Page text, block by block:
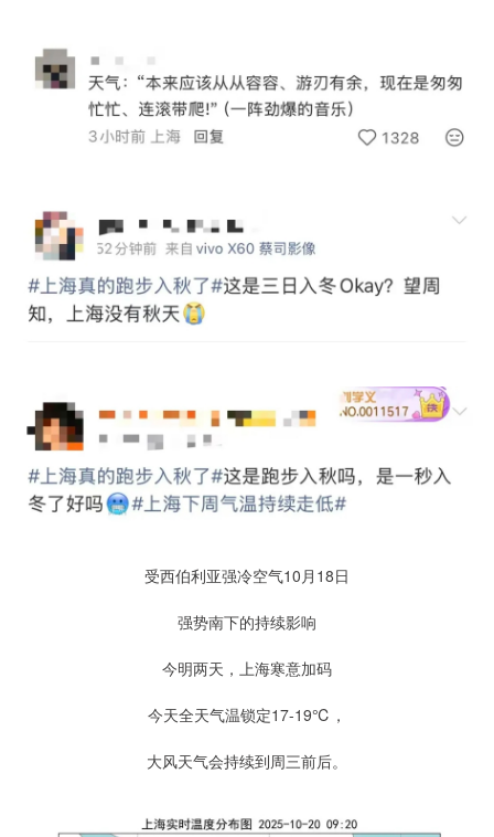
受西伯利亚强冷空气10月18日
强势南下的持续影响
今明两天，上海寒意加码
今天全天气温锁定17-19℃，
大风天气会持续到周三前后。